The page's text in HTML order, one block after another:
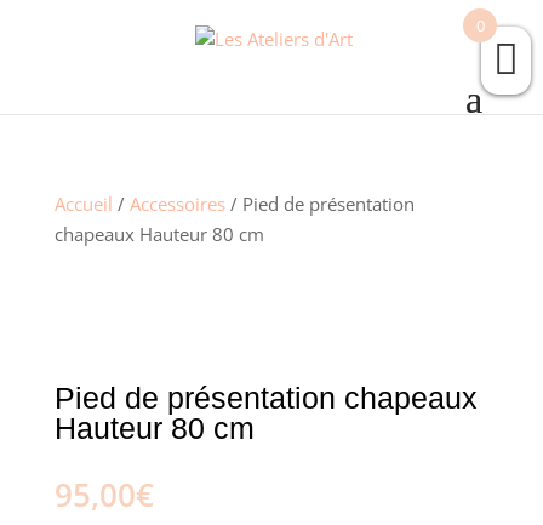
Accueil / Accessoires/ Pied de présentation
chapeaux Hauteur 80 cm
Pied de présentation chapeaux
Hauteur 80 cm
95,00€
0